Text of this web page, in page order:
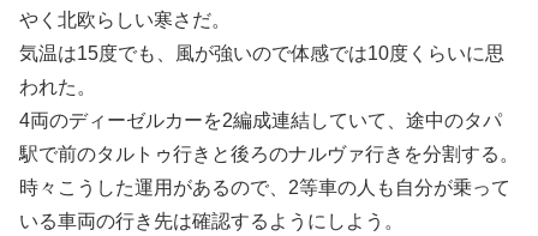
やく北欧らしい寒さだ。
気温は15度でも、風が強いので体感では10度くらいに思
われた。
4両のディーゼルカーを2編成連結していて、途中のタパ
駅で前のタルトゥ行きと後ろのナルヴァ行きを分割する。
時々こうした運用があるので、2等車の人も自分が乗って
いる車両の行き先は確認するようにしよう。